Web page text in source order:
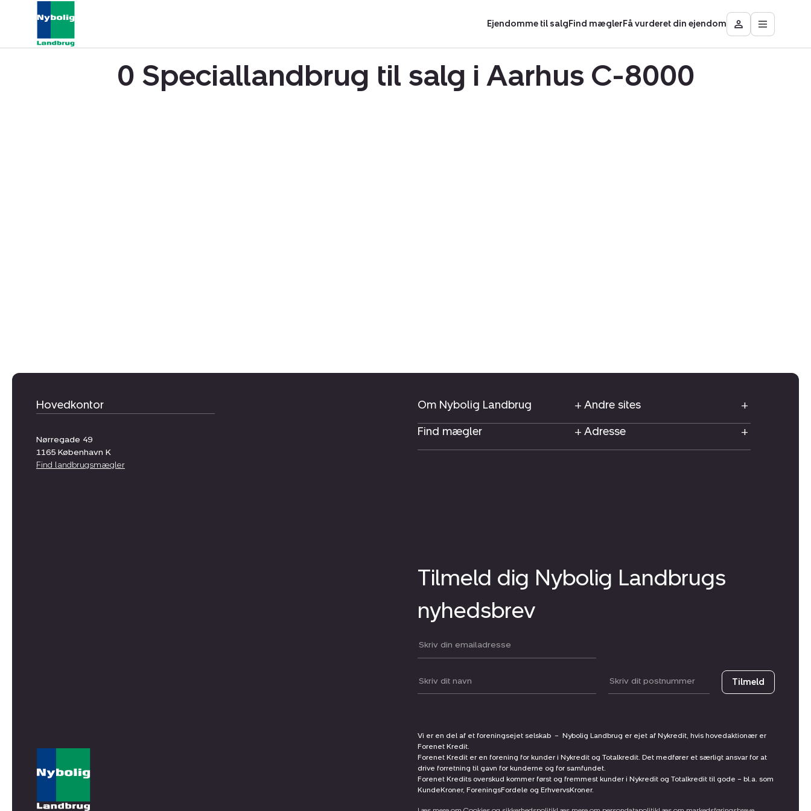
Ejendomme til salgFind mæglerFå vurderet din ejendom
Besøg
Mit
Åbn
0 Speciallandbrug til salg i Aarhus C-8000
Hovedkontor
Nørregade 49
1165 København K
Find landbrugsmægler
Om Nybolig Landbrug
Andre sites
Find mægler
Adresse
Tilmeld dig Nybolig Landbrugs
nyhedsbrev
Din email:
Dit navn: Postnummer Tilmeld
Vi er en del af et foreningsejet selskab – Nybolig Landbrug er ejet af Nykredit, hvis hovedaktionær er
Forenet Kredit.
Forenet Kredit er en forening for kunder i Nykredit og Totalkredit. Det medfører et særligt ansvar for at
drive forretning til gavn for kunderne og for samfundet.
Forenet Kredits overskud kommer først og fremmest kunder i Nykredit og Totalkredit til gode – bl.a. som
KundeKroner, ForeningsFordele og ErhvervsKroner.